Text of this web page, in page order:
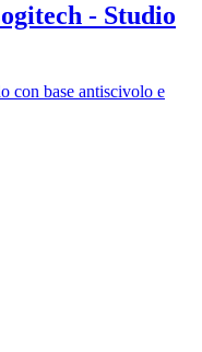
- Studio
con base antiscivolo e